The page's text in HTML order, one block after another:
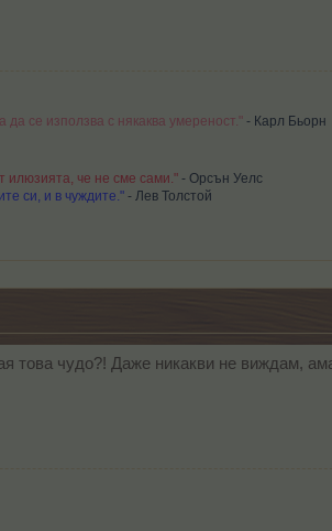
се използва с някаква умереност." - Карл Бьорн
илюзията, че не сме сами." - Орсън Уелс
си, и в чуждите." - Лев Толстой
това чудо?! Даже никакви не виждам,